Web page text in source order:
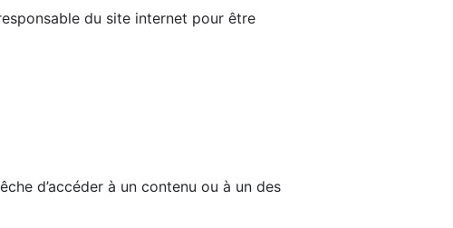
du site internet pour être
d’accéder à un contenu ou à un des